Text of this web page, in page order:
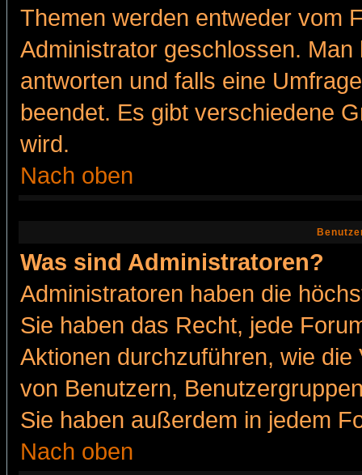
Themen werden entweder vom
Administrator geschlossen.
antworten und falls eine
beendet. Es gibt verschiedene
wird.
Nach oben
Was sind Administratoren?
Administratoren haben die
Sie haben das Recht, jede
Aktionen durchzuführen, wie
von Benutzern,
Sie haben außerdem in jedem
Nach oben